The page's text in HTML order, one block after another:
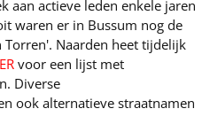
aan actieve leden enkele jaren
waren er in Bussum nog de
Torren'. Naarden heet tijdelijk
voor een lijst met
Diverse
ook alternatieve straatnamen